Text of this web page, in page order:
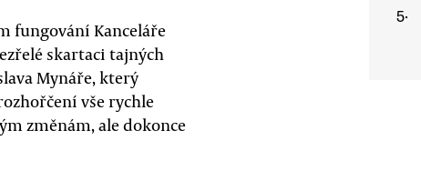
fungování Kanceláře
skartaci tajných
Mynáře, který
vše rychle
změnám, ale dokonce
5.